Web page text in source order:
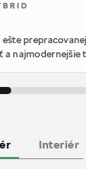
najmodernejšie
Interiér